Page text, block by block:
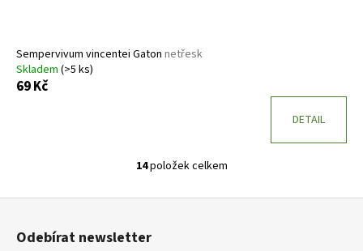
Sempervivum vincentei Gaton netřesk
Skladem (>5 ks)
69 Kč
DETAIL
O
v
14položek celkem
Z
Odebírat newsletter